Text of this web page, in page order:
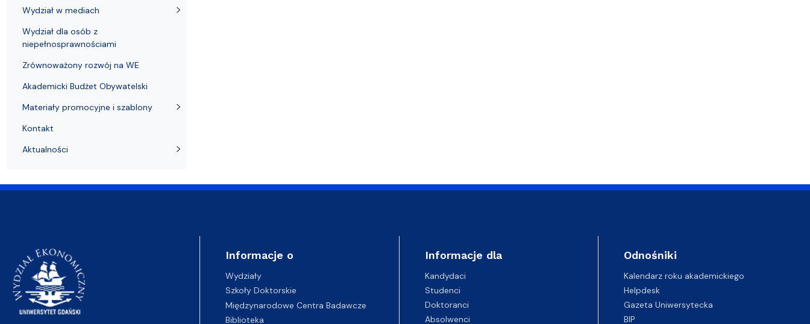
Wydział w mediach
Wydział dla osób z
niepełnosprawnościami
Zrównoważony rozwój na WE
Akademicki Budżet Obywatelski
Materiały promocyjne i szablony
Kontakt
Aktualności
Informacje o
Wydziały
Szkoły Doktorskie
Międzynarodowe Centra Badawcze
Biblioteka
Informacje dla
Kandydaci
Studenci
Doktoranci
Absolwenci
Odnośniki
Kalendarz roku akademickiego
Helpdesk
Gazeta Uniwersytecka
BIP